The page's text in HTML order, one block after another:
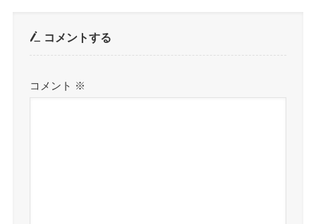
コメントする
コメント ※